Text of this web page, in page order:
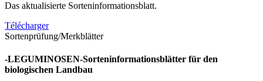
Das aktualisierte Sorteninformationsblatt.
Télécharger
Sortenprüfung/Merkblätter
-LEGUMINOSEN-Sorteninformationsblätter für den
biologischen Landbau